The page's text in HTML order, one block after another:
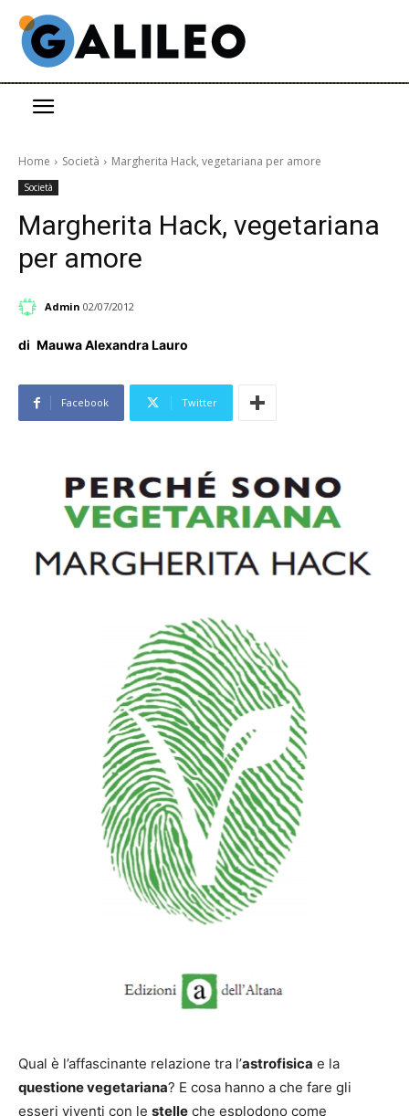
Home Società Margherita Hack, vegetariana per amore
Società
Margherita Hack, vegetariana
per amore
Admin 02/07/2012
di Mauwa Alexandra Lauro
Facebook Twitter
Qual è l’affascinante relazione tra l’astrofisica e la
questione vegetariana? E cosa hanno a che fare gli
esseri viventi con le stelle che esplodono come